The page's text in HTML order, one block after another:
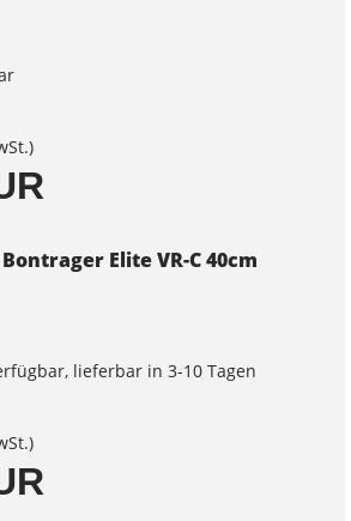
Elite VR-C 40cm
lieferbar in 3-10 Tagen